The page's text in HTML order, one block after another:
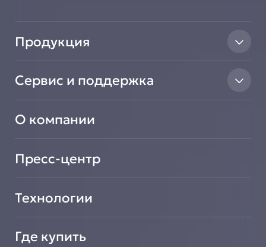
Продукция
Линии раздачи
Вентиляционное оборудование
Транспортировочные решения
Сервис и поддержка
Сообщить о неисправности оборудования
Подать заявку на сотрудничество
О компании
Пресс-центр
Технологии
Где купить